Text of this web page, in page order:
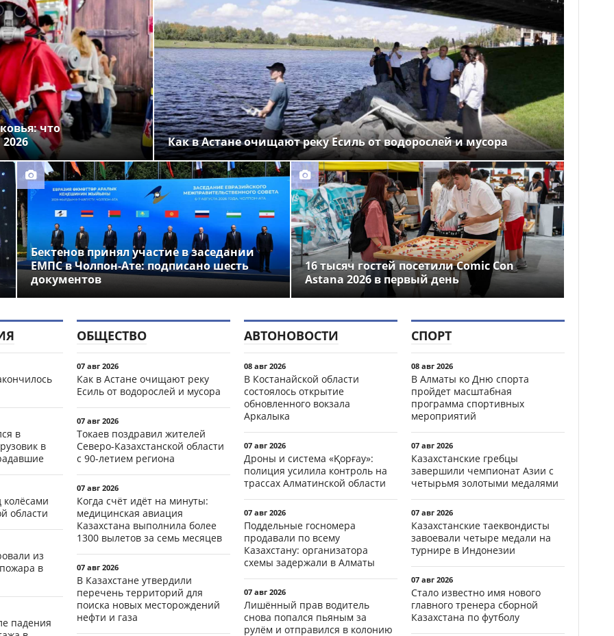
что
Как в Астане очищают реку Есиль от водорослей и мусора
Бектенов принял участие в заседании
ЕМПС в Чолпон-Ате: подписано шесть
документов
16 тысяч гостей посетили Comic Con
Astana 2026 в первый день
в
в
области
из
в
падения
ОБЩЕСТВО
07 авг 2026
Как в Астане очищают реку
Есиль от водорослей и мусора
07 авг 2026
Токаев поздравил жителей
Северо-Казахстанской области
с 90-летием региона
07 авг 2026
Когда счёт идёт на минуты:
медицинская авиация
Казахстана выполнила более
1300 вылетов за семь месяцев
07 авг 2026
В Казахстане утвердили
перечень территорий для
поиска новых месторождений
нефти и газа
АВТОНОВОСТИ
08 авг 2026
В Костанайской области
состоялось открытие
обновленного вокзала
Аркалыка
07 авг 2026
Дроны и система «Қорғау»:
полиция усилила контроль на
трассах Алматинской области
07 авг 2026
Поддельные госномера
продавали по всему
Казахстану: организатора
схемы задержали в Алматы
07 авг 2026
Лишённый прав водитель
снова попался пьяным за
рулём и отправился в колонию
СПОРТ
08 авг 2026
В Алматы ко Дню спорта
пройдет масштабная
программа спортивных
мероприятий
07 авг 2026
Казахстанские гребцы
завершили чемпионат Азии с
четырьмя золотыми медалями
07 авг 2026
Казахстанские таеквондисты
завоевали четыре медали на
турнире в Индонезии
07 авг 2026
Стало известно имя нового
главного тренера сборной
Казахстана по футболу